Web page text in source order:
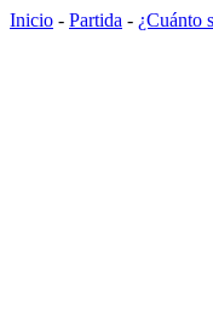
Inicio - Partida - ¿Cuánto